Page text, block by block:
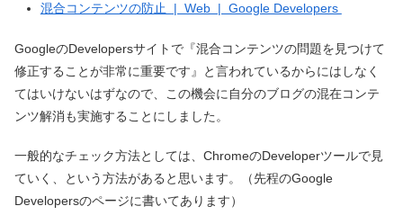
混合コンテンツの防止 | Web | Google Developers
GoogleのDevelopersサイトで『混合コンテンツの問題を見つけて
修正することが非常に重要です』と言われているからにはしなく
てはいけないはずなので、この機会に自分のブログの混在コンテ
ンツ解消も実施することにしました。
一般的なチェック方法としては、ChromeのDeveloperツールで見
ていく、という方法があると思います。（先程のGoogle
Developersのページに書いてあります）